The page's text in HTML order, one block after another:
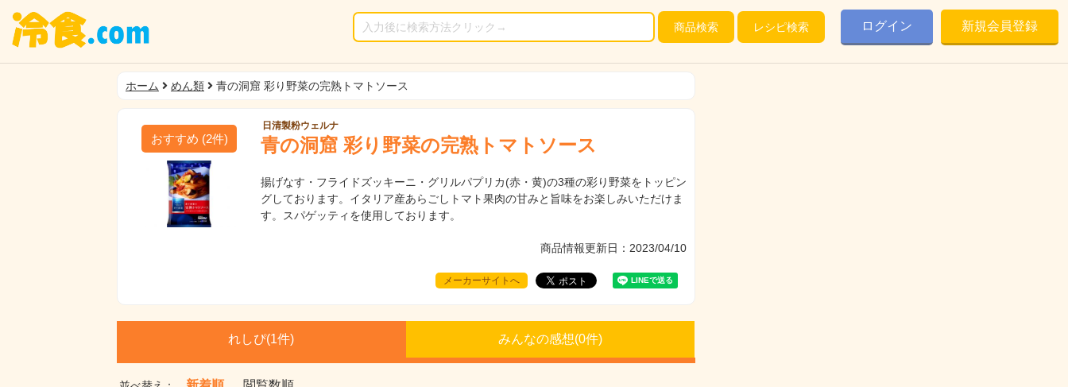
商品検索 レシピ検索 ログイン 新規会員登録
ホーム めん類 青の洞窟 彩り野菜の完熟トマトソース
おすすめ (2件)
日清製粉ウェルナ
青の洞窟 彩り野菜の完熟トマトソース
揚げなす・フライドズッキーニ・グリルパプリカ(赤・黄)の3種の彩り野菜をトッピン
グしております。イタリア産あらごしトマト果肉の甘みと旨味をお楽しみいただけま
す。スパゲッティを使用しております。
商品情報更新日：2023/04/10
メーカーサイトへ
れしぴ(1件) みんなの感想(0件)